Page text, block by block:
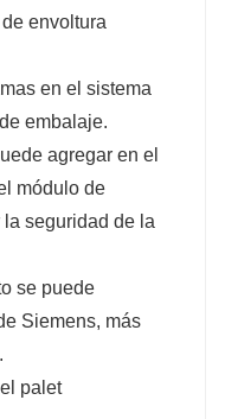
envoltura
en el sistema
embalaje.
agregar en el
módulo de
seguridad de la
se puede
Siemens, más
palet